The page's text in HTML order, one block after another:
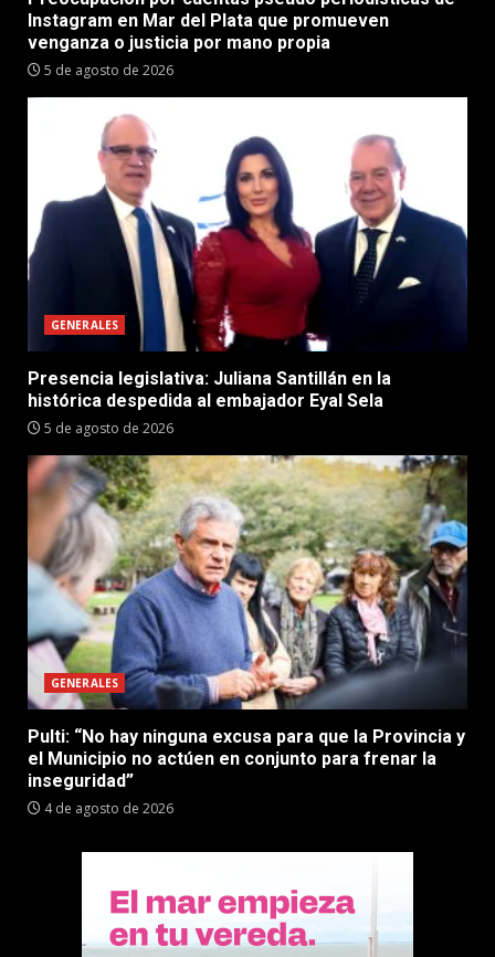
Instagram en Mar del Plata que promueven
venganza o justicia por mano propia
5 de agosto de 2026
GENERALES
Presencia legislativa: Juliana Santillán en la
histórica despedida al embajador Eyal Sela
5 de agosto de 2026
GENERALES
Pulti: “No hay ninguna excusa para que la Provincia y
el Municipio no actúen en conjunto para frenar la
inseguridad”
4 de agosto de 2026